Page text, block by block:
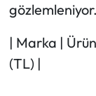
gözlemleniyor.
| Marka |
(TL) |